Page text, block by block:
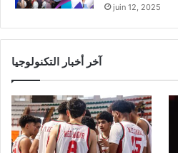
juin 12, 2025
آخر أخبار التكنولوجيا